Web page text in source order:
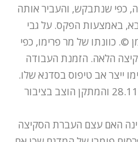
כפי שנתבקש, והעביר אותה
של מר רבא, באמצעות הפקס. על גבי
כוונתו של מר פרימו, כפי
הלאה. הזמנת העבודה
מר פרימו ייצר אב טיפוס בסדנא שלו.
המדגם הוגש לרישום ביום 28.11.2005 והמתקן הוצב בציבור
האם עצם העברת הסקיצה